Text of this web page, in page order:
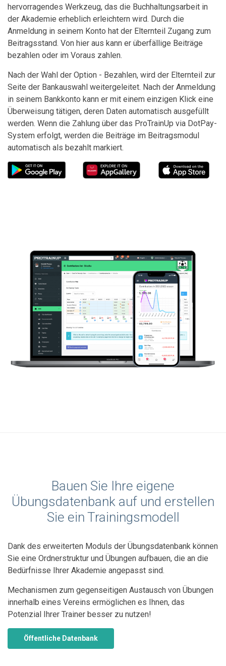
hervorragendes Werkzeug, das die Buchhaltungsarbeit in
der Akademie erheblich erleichtern wird. Durch die
Anmeldung in seinem Konto hat der Elternteil Zugang zum
Beitragsstand. Von hier aus kann er überfällige Beiträge
bezahlen oder im Voraus zahlen.
Nach der Wahl der Option - Bezahlen, wird der Elternteil zur
Seite der Bankauswahl weitergeleitet. Nach der Anmeldung
in seinem Bankkonto kann er mit einem einzigen Klick eine
Überweisung tätigen, deren Daten automatisch ausgefüllt
werden. Wenn die Zahlung über das ProTrainUp via DotPay-
System erfolgt, werden die Beiträge im Beitragsmodul
automatisch als bezahlt markiert.
Bauen Sie Ihre eigene
Übungsdatenbank auf und erstellen
Sie ein Trainingsmodell
Dank des erweiterten Moduls der Übungsdatenbank können
Sie eine Ordnerstruktur und Übungen aufbauen, die an die
Bedürfnisse Ihrer Akademie angepasst sind.
Mechanismen zum gegenseitigen Austausch von Übungen
innerhalb eines Vereins ermöglichen es Ihnen, das
Potenzial Ihrer Trainer besser zu nutzen!
Öffentliche Datenbank